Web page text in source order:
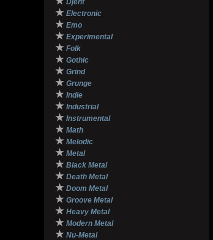
Djent
★ Electronic
★ Emo
★ Experimental
★ Folk
★ Gothic
★ Grind
★ Grunge
★ Indie
★ Industrial
★ Instrumental
★ Math
★ Melodic
★ Metal
★ Black Metal
★ Death Metal
★ Doom Metal
★ Groove Metal
★ Heavy Metal
★ Modern Metal
★ Nu-Metal